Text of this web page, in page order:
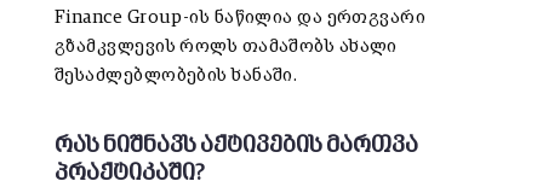
Finance Group-ის ნაწილია და ერთგვარი
გზამკვლევის როლს თამაშობს ახალი
შესაძლებლობების ხანაში.
რას ნიშნავს აქტივების მართვა
პრაქტიკაში?